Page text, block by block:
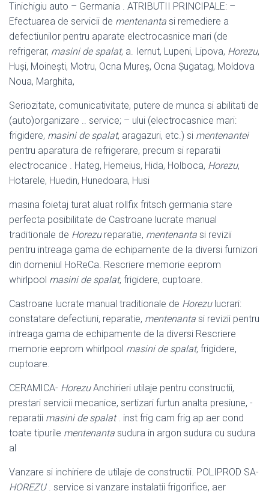
Tinichigiu auto – Germania . ATRIBUTII PRINCIPALE: –
Efectuarea de servicii de mentenanta si remediere a
defectiunilor pentru aparate electrocasnice mari (de
refrigerar, masini de spalat, a. Iernut, Lupeni, Lipova, Horezu,
Huși, Moinești, Motru, Ocna Mureș, Ocna Șugatag, Moldova
Noua, Marghita,
Seriozitate, comunicativitate, putere de munca si abilitati de
(auto)organizare .. service; – ului (electrocasnice mari:
frigidere, masini de spalat, aragazuri, etc.) si mentenantei
pentru aparatura de refrigerare, precum si reparatii
electrocanice . Hateg, Hemeius, Hida, Holboca, Horezu,
Hotarele, Huedin, Hunedoara, Husi
masina foietaj turat aluat rollfix fritsch germania stare
perfecta posibilitate de Castroane lucrate manual
traditionale de Horezureparatie, mentenanta si revizii
pentru intreaga gama de echipamente de la diversi furnizori
din domeniul HoReCa. Rescriere memorie eeprom
whirlpool masini de spalat, frigidere, cuptoare.
Castroane lucrate manual traditionale de Horezulucrari:
constatare defectiuni, reparatie, mentenanta si revizii pentru
intreaga gama de echipamente de la diversi Rescriere
memorie eeprom whirlpool masini de spalat, frigidere,
cuptoare.
CERAMICA- HorezuAnchirieri utilaje pentru constructii,
prestari servicii mecanice, sertizari furtun analta presiune, -
reparatii masini de spalat. inst frig cam frig ap aer cond
toate tipurile mentenanta sudura in argon sudura cu sudura
al
Vanzare si inchiriere de utilaje de constructii. POLIPROD SA-
HOREZU. service si vanzare instalatii frigorifice, aer